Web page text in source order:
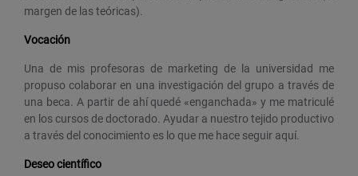
margen de las teóricas).
Vocación
Una de mis profesoras de marketing de la universidad me
propuso colaborar en una investigación del grupo a través de
una beca. A partir de ahí quedé «enganchada» y me matriculé
en los cursos de doctorado. Ayudar a nuestro tejido productivo
a través del conocimiento es lo que me hace seguir aquí.
Deseo científico